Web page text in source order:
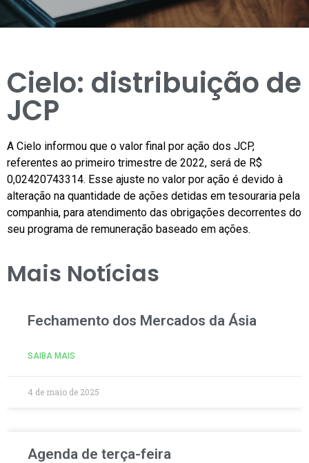
Cielo: distribuição de
JCP
A Cielo informou que o valor final por ação dos JCP,
referentes ao primeiro trimestre de 2022, será de R$
0,02420743314. Esse ajuste no valor por ação é devido à
alteração na quantidade de ações detidas em tesouraria pela
companhia, para atendimento das obrigações decorrentes do
seu programa de remuneração baseado em ações.
Mais Notícias
Fechamento dos Mercados da Ásia
SAIBA MAIS
4 de maio de 2025
Agenda de terça-feira